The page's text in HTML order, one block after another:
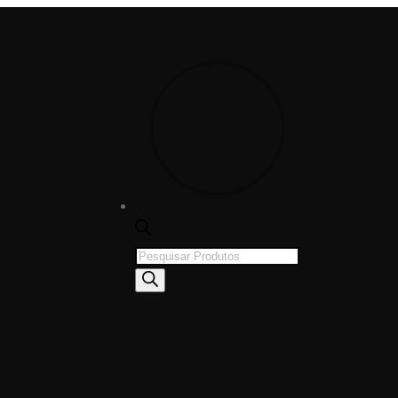
Products
search